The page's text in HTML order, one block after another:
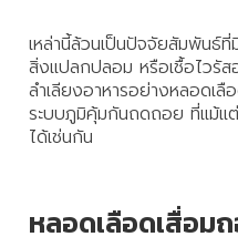
เหล่านี้ล้วนเป็นปัจจัยสัมพันธ์
สิ่งแปลกปลอม หรือเชื้อไวรัส
ลำเลียงอาหารอย่างหลอดเ
ระบบภูมิคุ้มกันถดถอย ที่แม้แต่
ได้เช่นกัน
หลอดเลือดเสื่อม